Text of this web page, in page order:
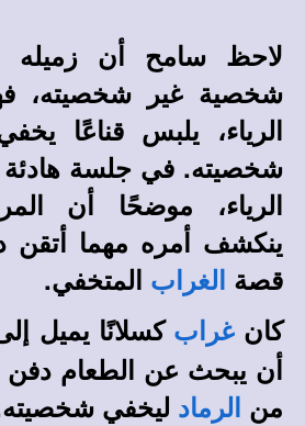
لاحظ سامح أن
شخصية غير شخصيته،
الرياء، يلبس قناعًا
شخصيته. في جلسة
الرياء، موضحًا أن
ينكشف أمره مهما أتقن
قصة
الغراب المتخفي.
كانغراب كسلانًا يميل
أن يبحث عن الطعام
من
الرماد ليخفي